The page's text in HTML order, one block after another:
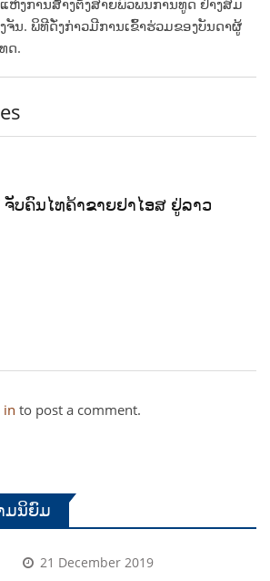
ນ. ພິທີດັ່ງກ່າວມີການເຂົ້າຮ່ວມຂອງບັນດາຜູ້
ດ.
ງແຄນແດນຈຳປາ ຄັ້ງທີ I ສືບສານ
in to post a comment.
ມນິຍົມ
21 December 2019